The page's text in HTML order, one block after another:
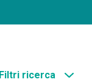
Filtri ricerca